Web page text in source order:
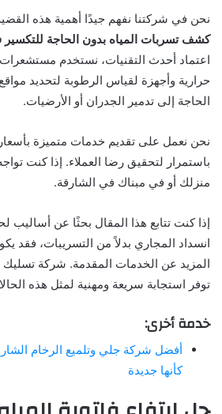
نحن في شركتنا نفهم جيدًا أهمية هذه
كشف تسربات المياه بدون الحاجة للتكسير
اعتماد أحدث التقنيات، نستخدم
حرارية وأجهزة لقياس الرطوبة لتحديد
الحاجة إلى تدمير الجدران أو الأرضيات.
نحن نعمل على تقديم خدمات متميزة
باستمرار لتحقيق رضا العملاء. إذا كنت
منزلك أو في مبناك في الشارقة.
إذا كنت تتابع هذا المقال بحثًا عن
انسداد المجاري بدلاً من التسريبات، فقد
المزيد عن الخدمات المقدمة. شركة
توفر استجابة سريعة ومهنية لمثل هذه
خدمة أخرى:
أفضل شركة جلي وتلميع الرخام
كأنها جديدة